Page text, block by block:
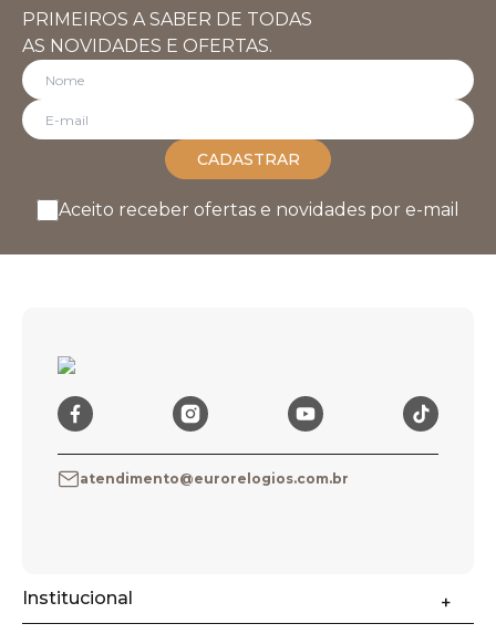
PRIMEIROS A SABER DE TODAS
AS NOVIDADES E OFERTAS.
CADASTRAR
Aceito receber ofertas e novidades por e-mail
atendimento@eurorelogios.com.br
Institucional